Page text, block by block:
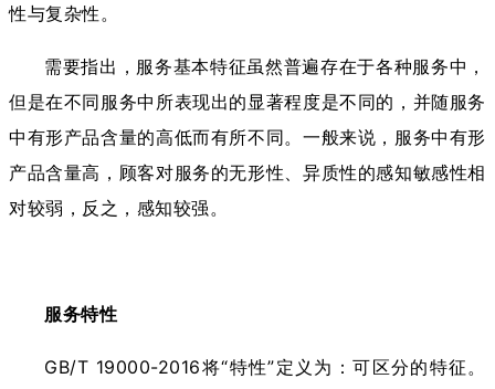
性与复杂性。
需要指出，服务基本特征虽然普遍存在于各种服务中，
但是在不同服务中所表现出的显著程度是不同的，并随服务
中有形产品含量的高低而有所不同。一般来说，服务中有形
产品含量高，顾客对服务的无形性、异质性的感知敏感性相
对较弱，反之，感知较强。
服务特性
GB/T 19000-2016将“特性”定义为：可区分的特征。